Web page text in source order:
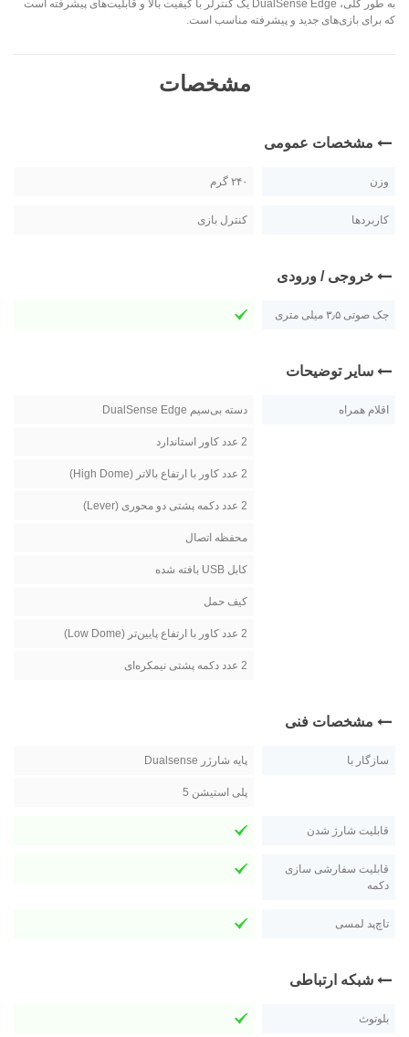
به طور کلی، DualSense Edge یک کنترلر با کیفیت بالا و قابلیت‌های پیشرفته است
که برای بازی‌های جدید و پیشرفته مناسب است.
مشخصات
مشخصات عمومی
وزن ۲۴۰ گرم
کاربردها کنترل بازی
خروجی / ورودی
جک صوتی ۳٫۵ میلی متری
سایر توضیحات
اقلام همراه دسته بی‌سیم DualSense Edge
2 عدد کاور استاندارد
2 عدد کاور با ارتفاع بالاتر (High Dome)
2 عدد دکمه پشتی دو محوری (Lever)
محفظه اتصال
کابل USB بافته شده
کیف حمل
2 عدد کاور با ارتفاع پایین‌تر (Low Dome)
2 عدد دکمه پشتی نیمکره‌ای
مشخصات فنی
سازگار با پایه شارژر Dualsense
پلی استیشن 5
قابلیت شارژ شدن
قابلیت سفارشی سازی
دکمه
تاچ‌پد لمسی
شبکه ارتباطی
بلوتوث